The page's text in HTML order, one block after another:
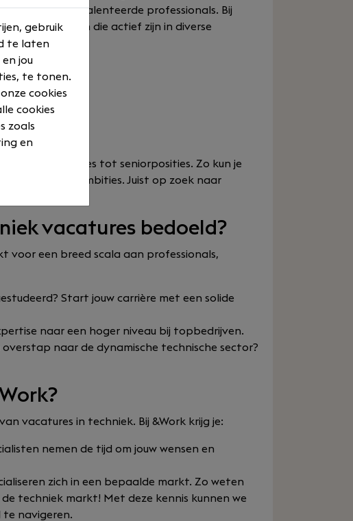
zoek naar getalenteerde professionals. Bij
bedrijven die actief zijn in diverse
startersfuncties tot seniorposities. Zo kun je
niveau en ambities. Juist op zoek naar
vacatures bedoeld?
voor een breed scala aan professionals,
Start jouw carrière met een solide
naar een hoger niveau bij topbedrijven.
overstap naar de dynamische technische sector?
vacatures in techniek. Bij &Work krijg je:
nemen de tijd om jouw wensen en
zich in een bepaalde markt. Zo weten
techniek markt! Met deze kennis kunnen we
te navigeren.
gebruik
te laten
jou
te tonen.
cookies
cookies
zoals
en